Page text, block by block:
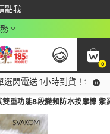
點我
$350
0
選閃電送 1小時到貨！領神
重功能8段變頻防水按摩棒 紫